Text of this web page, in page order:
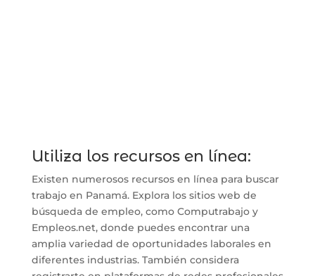
Utiliza los recursos en línea:
Existen numerosos recursos en línea para buscar
trabajo en Panamá. Explora los sitios web de
búsqueda de empleo, como Computrabajo y
Empleos.net, donde puedes encontrar una
amplia variedad de oportunidades laborales en
diferentes industrias. También considera